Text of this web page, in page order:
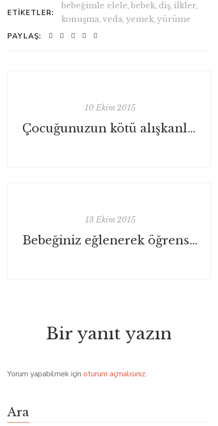
ETIKETLER:
bebeğimle elele, bebek, diş, ilkler,
konuşma, veda, yemek, yürüme
PAYLAŞ:
10 Ekim 2015
Çocuğunuzun kötü alışkanlıklarıyla nasıl başa çıkabilirsiniz?
13 Ekim 2015
Bebeğiniz eğlenerek öğrensin!
Bir yanıt yazın
Yorum yapabilmek için oturum açmalısınız.
Ara